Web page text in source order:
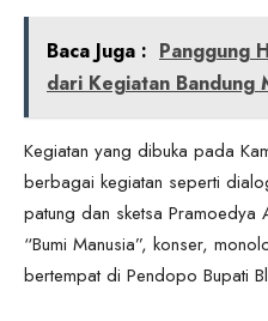
Baca Juga : Panggung
dari Kegiatan Bandung
Kegiatan yang dibuka pada
berbagai kegiatan seperti
patung dan sketsa Pramoedya
“Bumi Manusia”, konser,
bertempat di Pendopo Bupati